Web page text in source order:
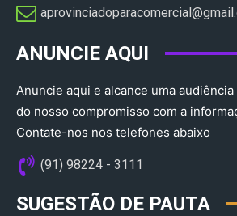
ANUNCIE AQUI
Anuncie aqui e alcance uma
do nosso compromisso com a
Contate-nos nos telefones abaixo
(91) 98224 - 3111
SUGESTÃO DE PAUTA